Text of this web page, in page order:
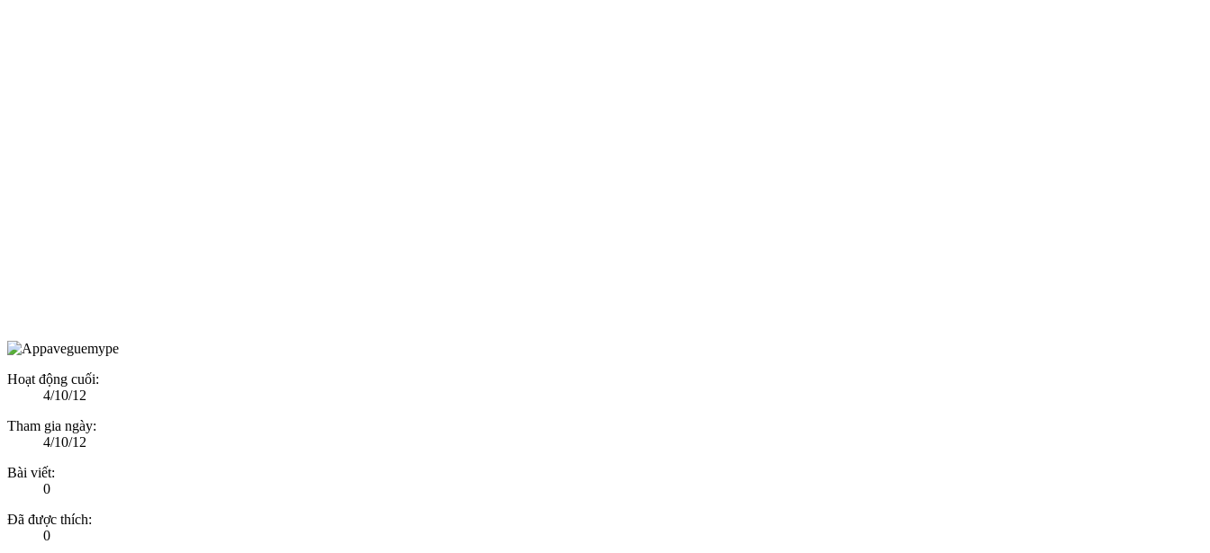
Hoạt động cuối:
4/10/12
Tham gia ngày:
4/10/12
Bài viết:
0
Đã được thích:
0